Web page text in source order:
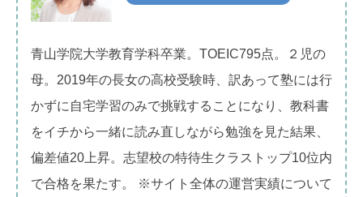
青山学院大学教育学科卒業。TOEIC795点。２児の
母。2019年の長女の高校受験時、訳あって塾には行
かずに自宅学習のみで挑戦することになり、教科書
をイチから一緒に読み直しながら勉強を見た結果、
偏差値20上昇。志望校の特待生クラストップ10位内
で合格を果たす。 ※サイト全体の運営実績について